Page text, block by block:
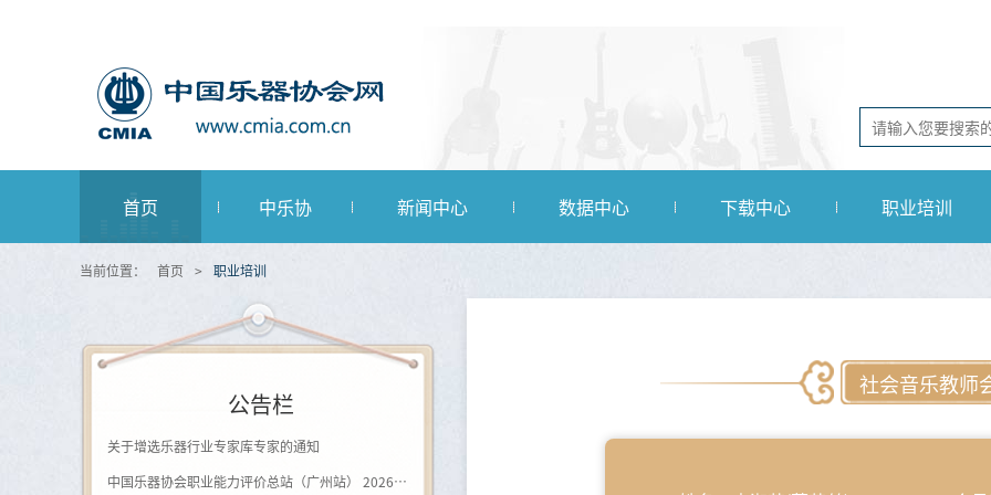
首页 中乐协 新闻中心 数据中心 下载中心 职业培训
当前位置： 首页 > 职业培训
公告栏
关于增选乐器行业专家库专家的通知
中国乐器协会职业能力评价总站（广州站） 2026年第一批《钢琴及键盘乐器制作工》登记评价通知
社会音乐教师